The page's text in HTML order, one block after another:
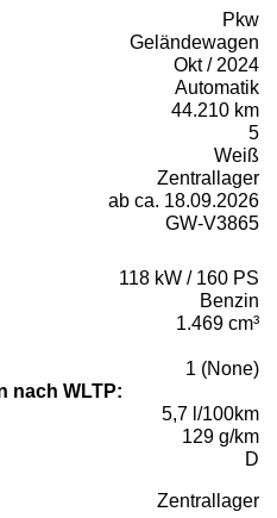
Pkw
Geländewagen
Okt / 2024
Automatik
44.210 km
5
Weiß
Zentrallager
ab ca. 18.09.2026
GW-V3865
118 kW / 160 PS
Benzin
1.469 cm³
1 (None)
nach WLTP:
5,7 l/100km
129 g/km
D
Zentrallager